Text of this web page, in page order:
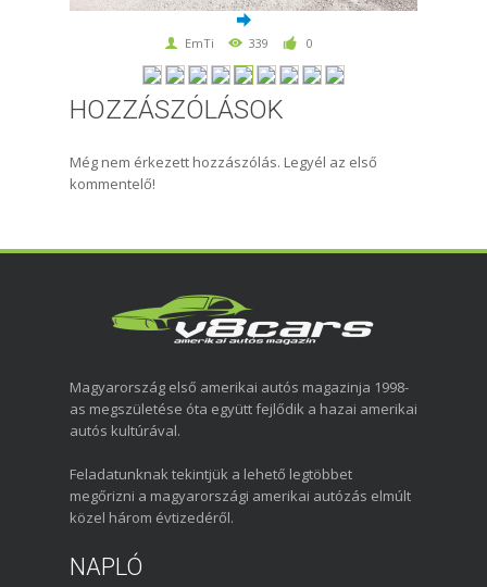
EmTi 339 0
HOZZÁSZÓLÁSOK
Még nem érkezett hozzászólás. Legyél az első
kommentelő!
Magyarország első amerikai autós magazinja 1998-
as megszületése óta együtt fejlődik a hazai amerikai
autós kultúrával.
Feladatunknak tekintjük a lehető legtöbbet
megőrizni a magyarországi amerikai autózás elmúlt
közel három évtizedéről.
NAPLÓ